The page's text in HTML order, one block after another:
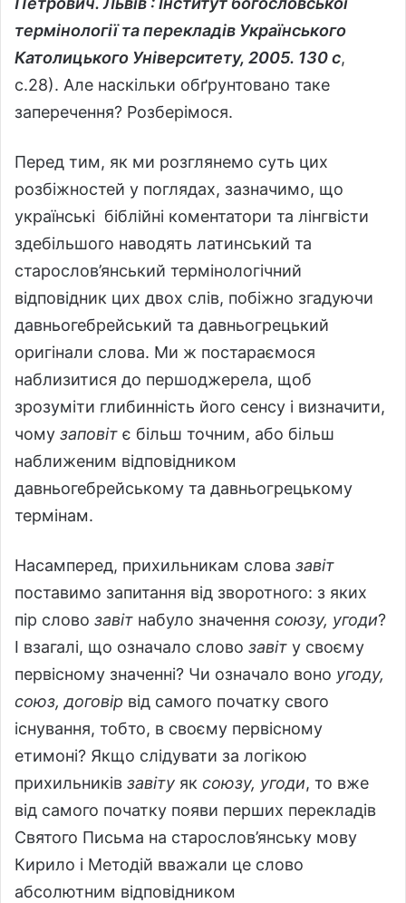
термінології та перекладів Українського
Католицького Університету, 2005. 130 с,
с.28). Але наскільки обґрунтовано таке
заперечення? Розберімося.
Перед тим, як ми розглянемо суть цих
розбіжностей у поглядах, зазначимо, що
українські біблійні коментатори та лінгвісти
здебільшого наводять латинський та
старослов’янський термінологічний
відповідник цих двох слів, побіжно згадуючи
давньогебрейський та давньогрецький
оригінали слова. Ми ж постараємося
наблизитися до першоджерела, щоб
зрозуміти глибинність його сенсу і визначити,
чому заповіт є більш точним, або більш
наближеним відповідником
давньогебрейському та давньогрецькому
термінам.
Насамперед, прихильникам слова завіт
поставимо запитання від зворотного: з яких
пір слово завіт набуло значення союзу, угоди?
І взагалі, що означало слово завіт у своєму
первісному значенні? Чи означало воно угоду,
союз, договір від самого початку свого
існування, тобто, в своєму первісному
етимоні? Якщо слідувати за логікою
прихильників завіту як союзу, угоди, то вже
від самого початку появи перших перекладів
Святого Письма на старослов’янську мову
Кирило і Методій вважали це слово
абсолютним відповідником